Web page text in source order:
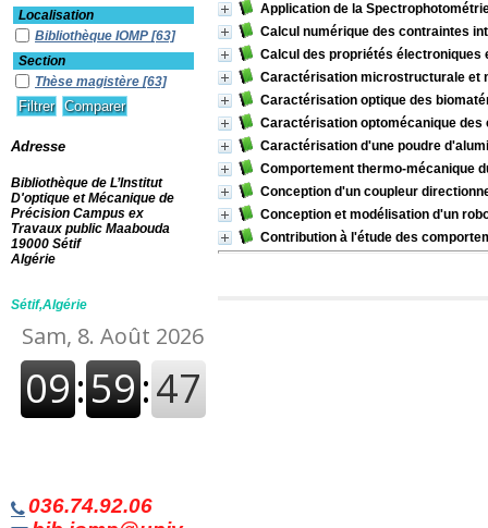
Application de la
Calcul numérique des contraintes
Calcul des propriétés
Caractérisation microstructurale et
Caractérisation optique des
Caractérisation optomécanique
Caractérisation d'une poudre
Comportement thermo-mécanique
Conception d'un coupleur
Conception et modélisation d'un
Contribution à l'étude des
Localisation
Bibliothèque IOMP [63]
Section
Thèse magistère [63]
Adresse
Bibliothèque de L’Institut
D'optique et Mécanique de
Précision Campus ex
Travaux public Maabouda
19000 Sétif
Algérie
Sétif,Algérie
036.74.92.06